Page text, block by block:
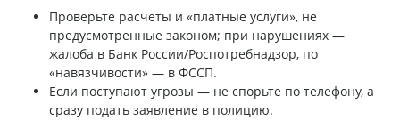
Проверьте расчеты и «платные услуги», не
предусмотренные законом; при нарушениях —
жалоба в Банк России/Роспотребнадзор, по
«навязчивости» — в ФССП.
Если поступают угрозы — не спорьте по телефону, а
сразу подать заявление в полицию.